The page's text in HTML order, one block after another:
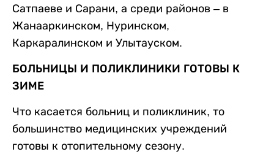
Сатпаеве и Сарани, а среди районов – в
Жанааркинском, Нуринском,
Каркаралинском и Улытауском.
БОЛЬНИЦЫ И ПОЛИКЛИНИКИ ГОТОВЫ К
ЗИМЕ
Что касается больниц и поликлиник, то
большинство медицинских учреждений
готовы к отопительному сезону.